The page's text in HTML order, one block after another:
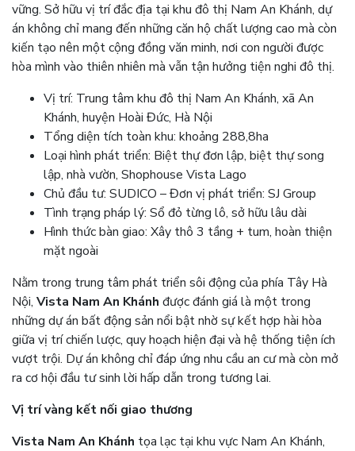
vững. Sở hữu vị trí đắc địa tại khu đô thị Nam An Khánh, dự
án không chỉ mang đến những căn hộ chất lượng cao mà còn
kiến tạo nên một cộng đồng văn minh, nơi con người được
hòa mình vào thiên nhiên mà vẫn tận hưởng tiện nghi đô thị.
Vị trí: Trung tâm khu đô thị Nam An Khánh, xã An
Khánh, huyện Hoài Đức, Hà Nội
Tổng diện tích toàn khu: khoảng 288,8ha
Loại hình phát triển: Biệt thự đơn lập, biệt thự song
lập, nhà vườn, Shophouse Vista Lago
Chủ đầu tư: SUDICO – Đơn vị phát triển: SJ Group
Tình trạng pháp lý: Sổ đỏ từng lô, sở hữu lâu dài
Hình thức bàn giao: Xây thô 3 tầng + tum, hoàn thiện
mặt ngoài
Nằm trong trung tâm phát triển sôi động của phía Tây Hà
Nội, Vista Nam An Khánh được đánh giá là một trong
những dự án bất động sản nổi bật nhờ sự kết hợp hài hòa
giữa vị trí chiến lược, quy hoạch hiện đại và hệ thống tiện ích
vượt trội. Dự án không chỉ đáp ứng nhu cầu an cư mà còn mở
ra cơ hội đầu tư sinh lời hấp dẫn trong tương lai.
Vị trí vàng kết nối giao thương
Vista Nam An Khánh tọa lạc tại khu vực Nam An Khánh,